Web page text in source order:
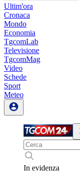
Ultim'ora
Cronaca
Mondo
Economia
TgcomLab
Televisione
TgcomMag
Video
Schede
Sport
Meteo
In evidenza